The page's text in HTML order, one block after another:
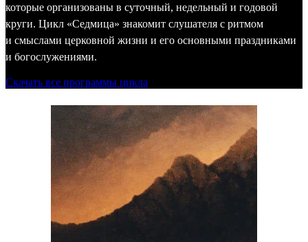
которые организованы в суточный, недельный и годовой
круги. Цикл «Седмица» знакомит слушателя с ритмом
и смыслами церковной жизни и его основными праздниками
и богослужениями.
Скачать все программы цикла